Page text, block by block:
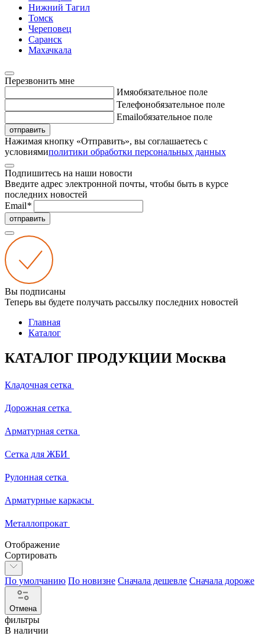
Нижний Тагил
Томск
Череповец
Саранск
Махачкала
Перезвонить мне
Имяобязательное поле
Телефонобязательное поле
Emailобязательное поле
отправить
Нажимая кнопку «Отправить», вы соглашаетесь с
условиямиполитики обработки персональных данных
Подпишитесь на наши новости
Введите адрес электронной почты, чтобы быть в курсе
последних новостей
Email*
отправить
Вы подписаны
Теперь вы будете получать рассылку последних новостей
Главная
Каталог
КАТАЛОГ ПРОДУКЦИИ Москва
Кладочная сетка
Дорожная сетка
Арматурная сетка
Сетка для ЖБИ
Рулонная сетка
Арматурные каркасы
Металлопрокат
Отображение
Сортировать
По умолчанию По новизне Сначала дешевле Сначала дороже
Отмена
фильтры
В наличии